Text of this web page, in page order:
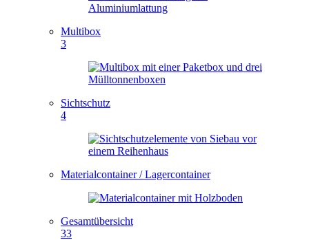
Multibox
3
Sichtschutz
4
Materialcontainer / Lagercontainer
Gesamtübersicht
33